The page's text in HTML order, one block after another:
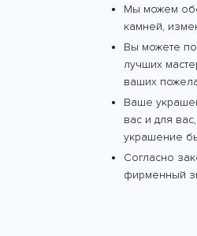
Мы можем
камней,
Вы можете
лучших
ваших
Ваше
вас и для
украшение
Согласно
фирменный